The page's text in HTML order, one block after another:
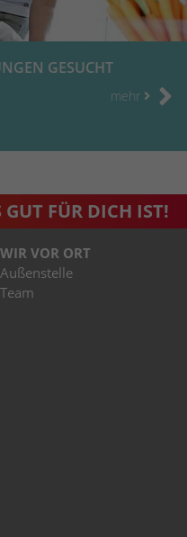
GESUCHT
mehr
GUT FÜR DICH IST!
WIR VOR ORT
Außenstelle
Team